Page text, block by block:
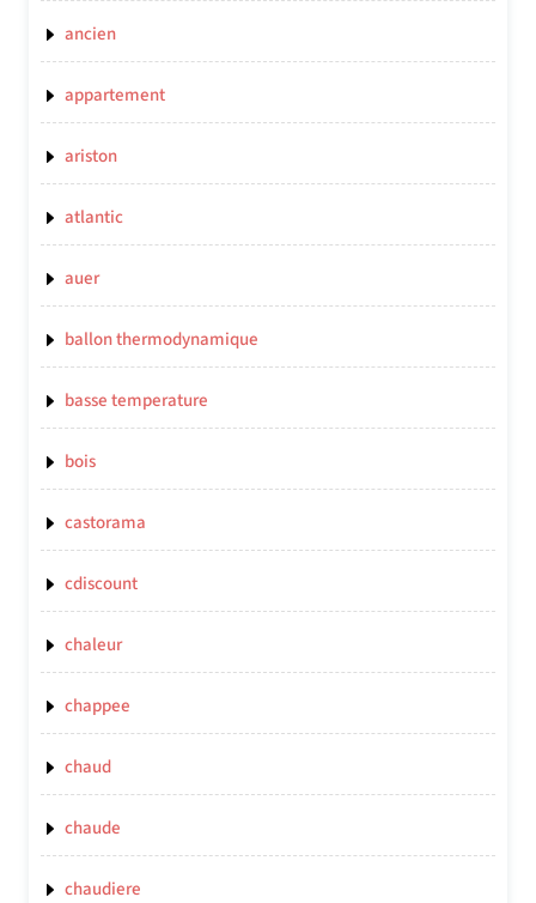
ancien
appartement
ariston
atlantic
auer
ballon thermodynamique
basse temperature
bois
castorama
cdiscount
chaleur
chappee
chaud
chaude
chaudiere